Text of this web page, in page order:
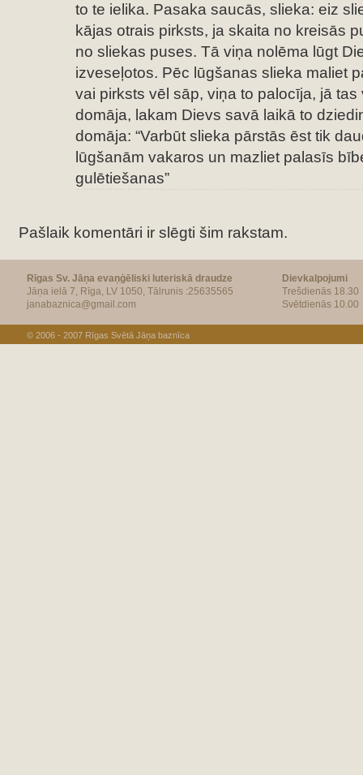
to te ielika. Pasaka saucās, slieka: eiz
kājas otrais pirksts, ja skaita no kreisās
no sliekas puses. Tā viņa nolēma lūgt
izveseļotos. Pēc lūgšanas slieka maliet
vai pirksts vēl sāp, viņa to palocīja, jā tas
domāja, lakam Dievs savā laikā to
domāja: “Varbūt slieka pārstās ēst tik
lūgšanām vakaros un mazliet palasīs
gulētiešanas”
Pašlaik komentāri ir slēgti šim rakstam.
Rīgas Sv. Jāņa evaņģēliski luteriskā draudze
Jāņa ielā 7, Rīga, LV 1050, Tālrunis :25635565
janabaznica@gmail.com
Dievkalpojumi
Trešdienās 18.30
Svētdienās 10.00
© 2006 - 2007 Rīgas Svētā Jāņa baznīca